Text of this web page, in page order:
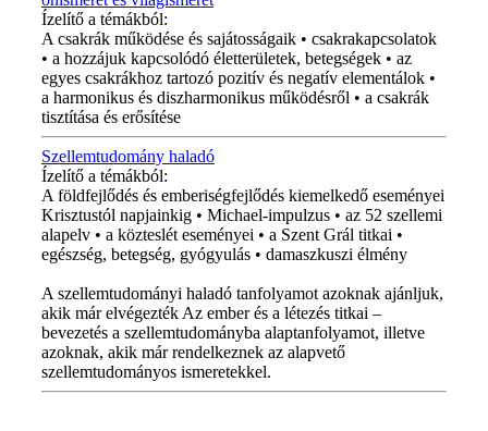
Ízelítő a témákból:
A csakrák működése és sajátosságaik • csakrakapcsolatok
• a hozzájuk kapcsolódó életterületek, betegségek • az
egyes csakrákhoz tartozó pozitív és negatív elementálok •
a harmonikus és diszharmonikus működésről • a csakrák
tisztítása és erősítése
Szellemtudomány haladó
Ízelítő a témákból:
A földfejlődés és emberiségfejlődés kiemelkedő eseményei
Krisztustól napjainkig • Michael-impulzus • az 52 szellemi
alapelv • a közteslét eseményei • a Szent Grál titkai •
egészség, betegség, gyógyulás • damaszkuszi élmény
A szellemtudományi haladó tanfolyamot azoknak ajánljuk,
akik már elvégezték Az ember és a létezés titkai –
bevezetés a szellemtudományba alaptanfolyamot, illetve
azoknak, akik már rendelkeznek az alapvető
szellemtudományos ismeretekkel.